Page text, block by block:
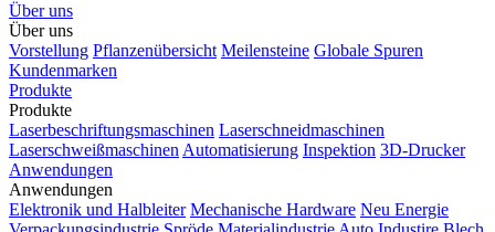
Über uns
Über uns
Vorstellung Pflanzenübersicht Meilensteine Globale Spuren
Kundenmarken
Produkte
Produkte
Laserbeschriftungsmaschinen Laserschneidmaschinen
Laserschweißmaschinen Automatisierung Inspektion 3D-Drucker
Anwendungen
Anwendungen
Elektronik und Halbleiter Mechanische Hardware Neu Energie